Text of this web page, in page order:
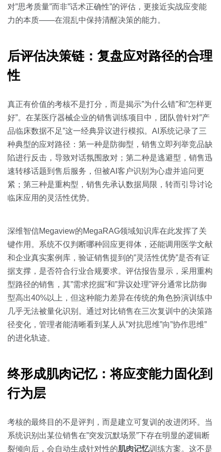
对”思考质量”而非”话术正确性”的评估，更接近实战应变能
力的本质——在混乱中保持清醒决策的能力。
后评估决策链：复盘应对路径的合理
性
真正有价值的考核不是打分，而是揭示”为什么错”和”怎样更
好”。在某医疗器械企业的销售训练项目中，团队曾针对”产
品临床数据不足”这一经典异议进行模拟。AI系统记录了三
种典型的应对路径：第一种是防御型，销售立即列举竞品缺
陷进行反击，导致对话氛围敌对；第二种是逃避型，销售迅
速转移话题到售后服务，但被AI客户识别为心虚并追问更
紧；第三种是重构型，销售先承认数据局限，转而引导讨论
临床应用的灵活性优势。
深维智信Megaview的MegaRAG领域知识库在此发挥了关
键作用。系统不仅判断哪种回应更得体，还能调用医学文献
和企业真实案例库，验证销售提到的”灵活性优势”是否有证
据支撑，是否符合行业合规要求。评估报告显示，采用重构
型路径的销售，其”需求挖掘”和”异议处理”评分通常比防御
型高出40%以上，但这种能力差异在传统的角色扮演训练中
几乎无法被量化识别。通过对比销售在三次复训中的决策路
径变化，管理者能清晰看到某人从”对抗思维”向”协作思维”
的进化轨迹。
终形成肌肉记忆：将应变能力固化到
行为层
考核的最终目的不是评判，而是建立可复训的改进闭环。当
系统识别出某位销售在”突发沉默场景”下存在明显的逻辑断
裂倾向后，会自动生成针对性的肌肉记忆训练方案。这不是